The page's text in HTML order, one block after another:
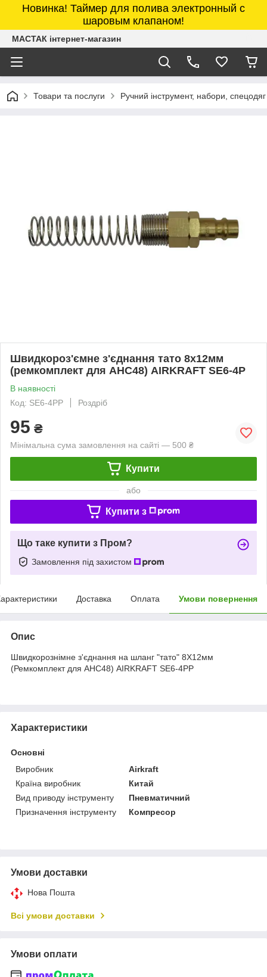
Новинка! Таймер для полива электронный с
шаровым клапаном!
МАСТАК інтернет-магазин
Товари та послуги Ручний інструмент, набори, спецодяг
Швидкороз'ємне з'єднання тато 8х12мм
(ремкомплект для AHC48) AIRKRAFT SE6-4P
В наявності
Код: SE6-4PP
Роздріб
95 ₴
Мінімальна сума замовлення на сайті — 500 ₴
Купити
або
Купити з
Що таке купити з Пром?
Замовлення під захистом
Доставка Оплата Умови повернення
Опис
Швидкорознімне з'єднання на шланг "тато" 8X12мм
(Ремкомплект для AHC48) AIRKRAFT SE6-4PP
Характеристики
Основні
Виробник
Airkraft
Країна виробник
Китай
Вид приводу інструменту
Пневматичний
Призначення інструменту
Компресор
Умови доставки
Нова Пошта
Всі умови доставки
Умови оплати